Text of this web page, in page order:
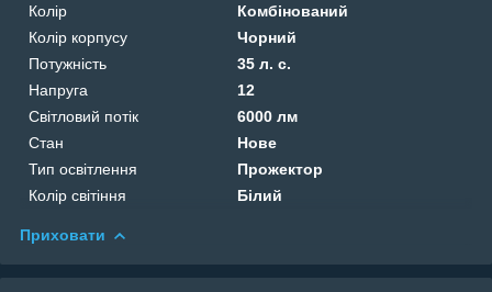
Колір
Комбінований
Колір корпусу
Чорний
Потужність
35 л. с.
Напруга
12
Світловий потік
6000 лм
Стан
Нове
Тип освітлення
Прожектор
Колір світіння
Білий
Приховати